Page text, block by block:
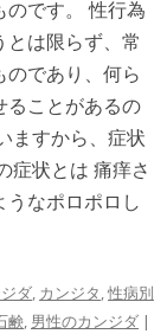
のです。 性行為
は限らず、常
であり、何ら
ることがあるの
ますから、症状
症状とは 痛痒さ
なポロポロし
ダ, カンジタ,性病別
鹸, 男性のカンジダ |